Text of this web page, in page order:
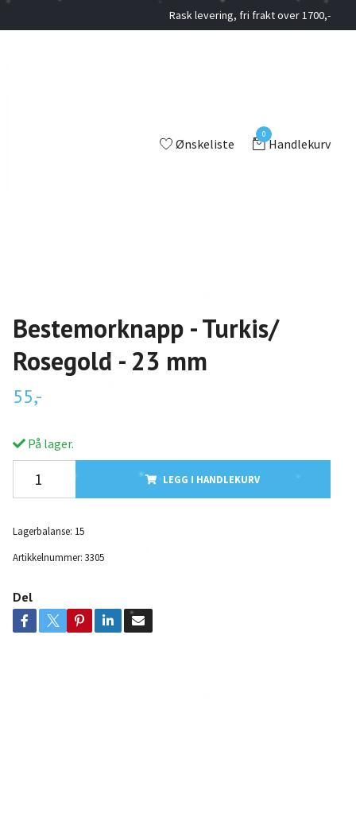
Rask levering, fri frakt over 1700,-
Ønskeliste
0
Handlekurv
Bestemorknapp - Turkis/
Rosegold - 23 mm
55,-
På lager.
LEGG I HANDLEKURV
Lagerbalanse: 15
Artikkelnummer: 3305
Del